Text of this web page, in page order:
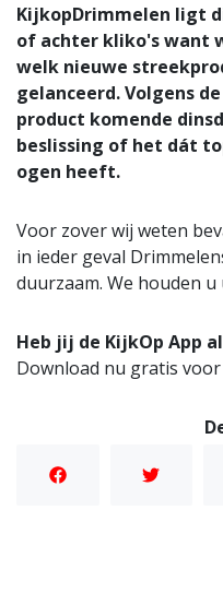
KijkopDrimmelen ligt
of achter kliko's want
welk nieuwe
gelanceerd. Volgens
product komende
beslissing of het dát
ogen heeft.
Voor zover wij weten
in ieder geval
duurzaam. We houden
Heb jij de KijkOp App
Download nu gratis voor